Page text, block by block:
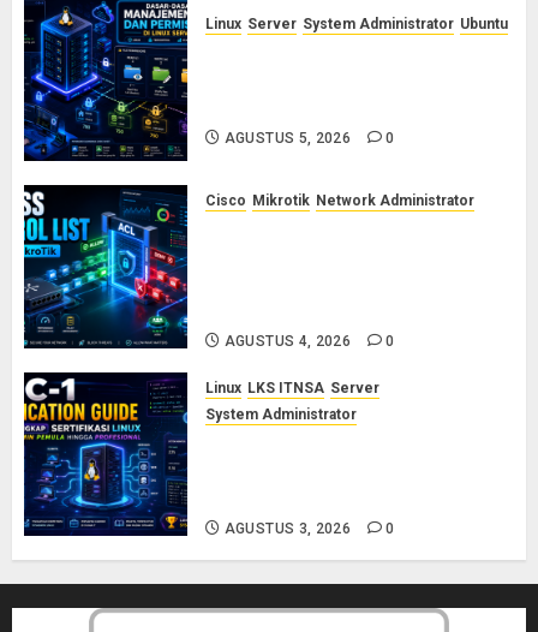
Linux Server System Administrator Ubuntu
AGUSTUS 5, 2026 0
Cisco Mikrotik Network Administrator
AGUSTUS 4, 2026 0
Linux LKS ITNSA Server
System Administrator
AGUSTUS 3, 2026 0